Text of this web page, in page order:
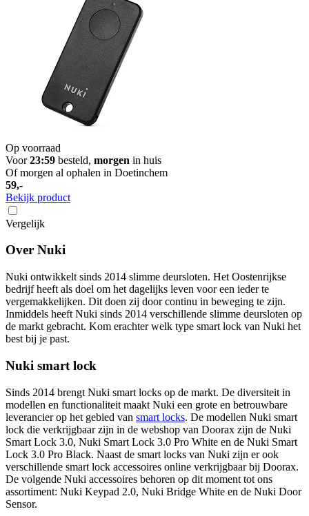
Op voorraad
Voor23:59 besteld, morgen in huis
Of morgen al ophalen in Doetinchem
59,-
Bekijk product
Vergelijk
Over Nuki
Nuki ontwikkelt sinds 2014 slimme deursloten. Het Oostenrijkse
bedrijf heeft als doel om het dagelijks leven voor een ieder te
vergemakkelijken. Dit doen zij door continu in beweging te zijn.
Inmiddels heeft Nuki sinds 2014 verschillende slimme deursloten op
de markt gebracht. Kom erachter welk type smart lock van Nuki het
best bij je past.
Nuki smart lock
Sinds 2014 brengt Nuki smart locks op de markt. De diversiteit in
modellen en functionaliteit maakt Nuki een grote en betrouwbare
leverancier op het gebied van smart locks. De modellen Nuki smart
lock die verkrijgbaar zijn in de webshop van Doorax zijn de Nuki
Smart Lock 3.0, Nuki Smart Lock 3.0 Pro White en de Nuki Smart
Lock 3.0 Pro Black. Naast de smart locks van Nuki zijn er ook
verschillende smart lock accessoires online verkrijgbaar bij Doorax.
De volgende Nuki accessoires behoren op dit moment tot ons
assortiment: Nuki Keypad 2.0, Nuki Bridge White en de Nuki Door
Sensor.